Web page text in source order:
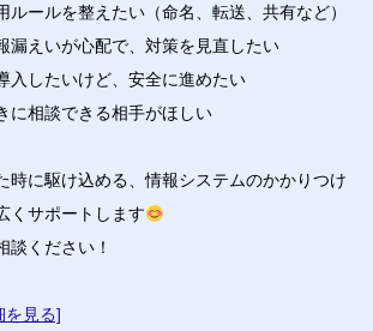
ルールを整えたい（命名、転送、共有など）
漏えいが心配で、対策を見直したい
入したいけど、安全に進めたい
に相談できる相手がほしい
時に駆け込める、情報システムのかかりつけ
くサポートします
談ください！
を見る]